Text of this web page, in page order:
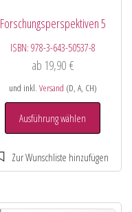
Forschungsperspektiven 5
ISBN: 978-3-643-50537-8
ab 19,90 €
und inkl. Versand (D, A, CH)
Ausführung wählen